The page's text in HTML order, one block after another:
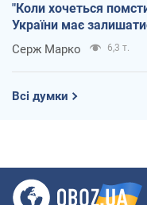
"Коли хочеться
України має
Серж Марко 6,3 т.
Всі думки